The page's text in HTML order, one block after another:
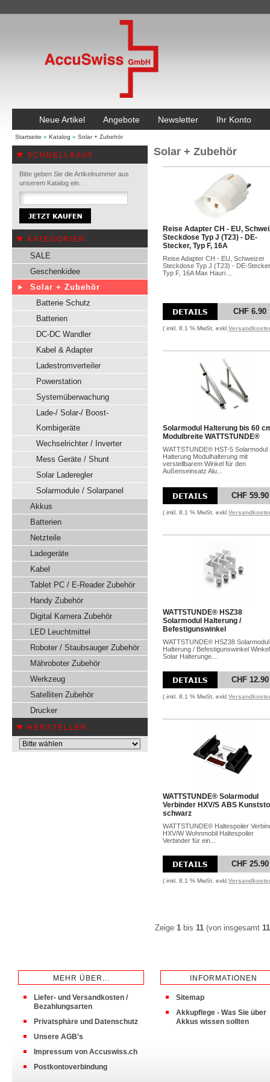
Neue Artikel Angebote Newsletter Ihr Konto
Startseite » Katalog » Solar + Zubehör
SCHNELLKAUF
Bitte geben Sie die Artikelnummer aus
unserem Katalog ein.
KATEGORIEN
SALE
Geschenkidee
Solar + Zubehör
Batterie Schutz
Batterien
DC-DC Wandler
Kabel & Adapter
Ladestromverteiler
Powerstation
Systemüberwachung
Lade-/ Solar-/ Boost-
Kombigeräte
Wechselrichter / Inverter
Mess Geräte / Shunt
Solar Laderegler
Solarmodule / Solarpanel
Akkus
Batterien
Netzteile
Ladegeräte
Kabel
Tablet PC / E-Reader Zubehör
Handy Zubehör
Digital Kamera Zubehör
LED Leuchtmittel
Roboter / Staubsauger Zubehör
Mähroboter Zubehör
Werkzeug
Satelliten Zubehör
Drucker
HERSTELLER
Solar + Zubehör
Reise Adapter CH - EU,
Steckdose Typ J (T23) - DE-
Stecker, Typ F, 16A
Reise Adapter CH - EU, Schweizer
Steckdose Typ J (T23) - DE-
Typ F, 16A Max Hauri ...
CHF 6.90
( inkl. 8.1 % MwSt. exkl.
Solarmodul Halterung bis 60
Modulbreite WATTSTUNDE®
WATTSTUNDE® HST-5 Solarmodul
Halterung Modulhalterung mit
verstellbarem Winkel für den
Außenseinsatz Alu...
CHF 59.90
( inkl. 8.1 % MwSt. exkl.
WATTSTUNDE® HSZ38
Solarmodul Halterung /
Befestigunswinkel
WATTSTUNDE® HSZ38 Solarmodul
Halterung / Befestigunswinkel Winkel
Solar Halterunge...
CHF 12.90
( inkl. 8.1 % MwSt. exkl.
WATTSTUNDE® Solarmodul
Verbinder HXV/S ABS
schwarz
WATTSTUNDE® Haltespoiler
HXV/W Wohnmobil Haltespoiler
Verbinder für ein...
CHF 25.90
( inkl. 8.1 % MwSt. exkl.
Zeige 1 bis 11 (von insgesamt 11
MEHR ÜBER...
Liefer- und Versandkosten /
Bezahlungsarten
Privatsphäre und Datenschutz
Unsere AGB's
Impressum von Accuswiss.ch
Postkontoverbindung
INFORMATIONEN
Sitemap
Akkupflege - Was Sie über
Akkus wissen sollten